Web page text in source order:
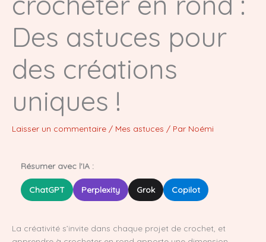
Des astuces pour
des créations
uniques !
Laisser un commentaire / Mes astuces / Par Noémi
Résumer avec l'IA :
ChatGPT Perplexity Grok Copilot
La créativité s’invite dans chaque projet de crochet, et